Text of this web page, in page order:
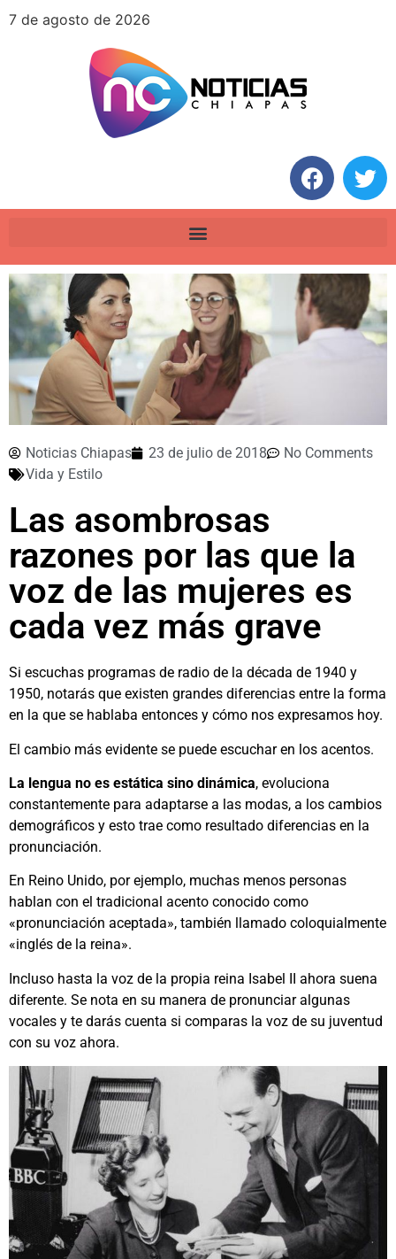
7 de agosto de 2026
Noticias Chiapas 23 de julio de 2018
No Comments
Vida y Estilo
Las asombrosas
razones por las que la
voz de las mujeres es
cada vez más grave
Si escuchas programas de radio de la década de 1940 y
1950, notarás que existen grandes diferencias entre la forma
en la que se hablaba entonces y cómo nos expresamos hoy.
El cambio más evidente se puede escuchar en los acentos.
La lengua no es estática sino dinámica, evoluciona
constantemente para adaptarse a las modas, a los cambios
demográficos y esto trae como resultado diferencias en la
pronunciación.
En Reino Unido, por ejemplo, muchas menos personas
hablan con el tradicional acento conocido como
«pronunciación aceptada», también llamado coloquialmente
«inglés de la reina».
Incluso hasta la voz de la propia reina Isabel II ahora suena
diferente. Se nota en su manera de pronunciar algunas
vocales y te darás cuenta si comparas la voz de su juventud
con su voz ahora.